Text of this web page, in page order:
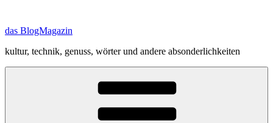
springen
das BlogMagazin
kultur, technik, genuss, wörter und andere absonderlichkeiten